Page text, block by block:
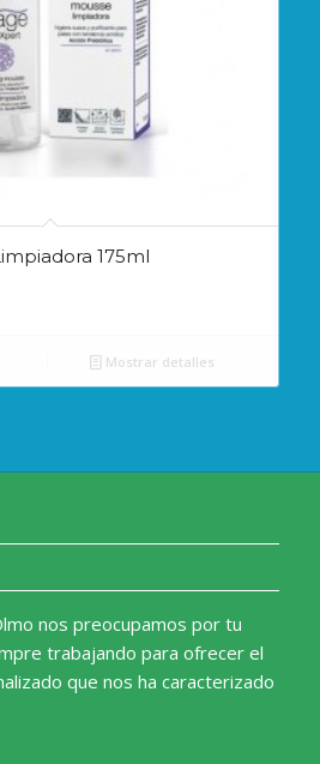
175ml
Mostrar detalles
nos preocupamos por tu
trabajando para ofrecer el
que nos ha caracterizado